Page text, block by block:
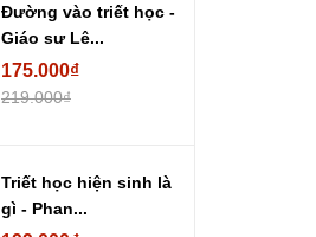
Đường vào triết học -
Giáo sư Lê...
175.000₫
219.000₫
Triết học hiện sinh là
gì - Phan...